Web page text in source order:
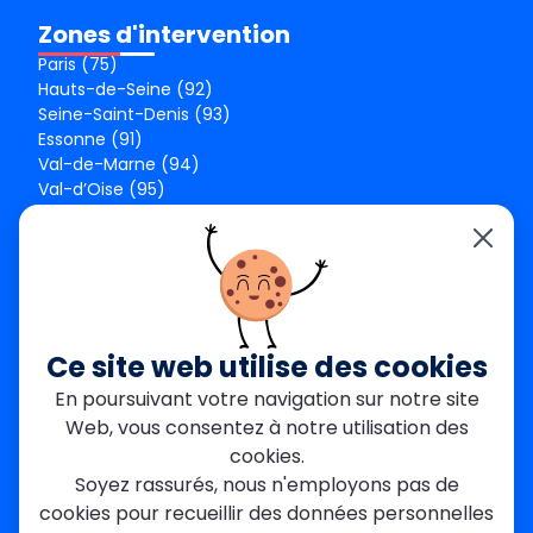
Zones d'intervention
Paris (75)
Hauts-de-Seine (92)
Seine-Saint-Denis (93)
Essonne (91)
Val-de-Marne (94)
Val-d’Oise (95)
Seine-Saint-Denis
Garges-lès-Gonesse
Val-de-Marne
Dourdan
Mantes-la-Jolie
Créteil
Ce site web utilise des cookies
En poursuivant votre navigation sur notre site
Web, vous consentez à notre utilisation des
cookies.
Soyez rassurés, nous n'employons pas de
cookies pour recueillir des données personnelles